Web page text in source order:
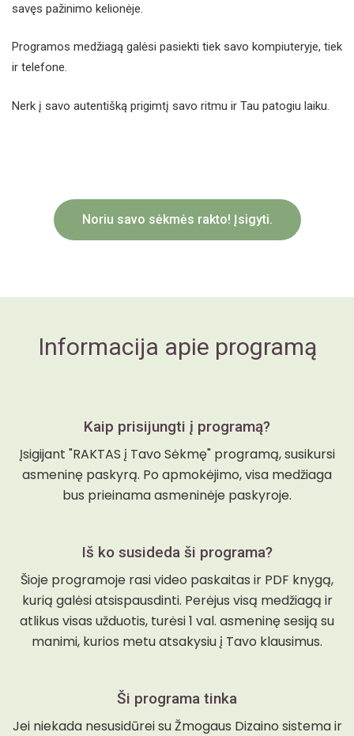
savęs pažinimo kelionėje.
Programos medžiagą galėsi pasiekti tiek savo kompiuteryje, tiek
ir telefone.
Nerk į savo autentišką prigimtį savo ritmu ir Tau patogiu laiku.
Noriu savo sėkmės rakto! Įsigyti.
Informacija apie programą
Kaip prisijungti į programą?
Įsigijant "RAKTAS į Tavo Sėkmę" programą, susikursi
asmeninę paskyrą. Po apmokėjimo, visa medžiaga
bus prieinama asmeninėje paskyroje.
Iš ko susideda ši programa?
Šioje programoje rasi video paskaitas ir PDF knygą,
kurią galėsi atsispausdinti. Perėjus visą medžiagą ir
atlikus visas užduotis, turėsi 1 val. asmeninę sesiją su
manimi, kurios metu atsakysiu į Tavo klausimus.
Ši programa tinka
Jei niekada nesusidūrei su Žmogaus Dizaino sistema ir